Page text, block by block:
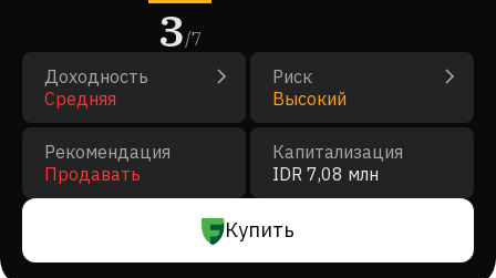
3/7
Доходность
Средняя
Риск
Высокий
Рекомендация
Продавать
Капитализация
IDR 7,08 млн
Купить